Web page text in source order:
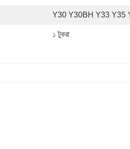
Y30 Y30BH Y33 Y35
১ টুকরা